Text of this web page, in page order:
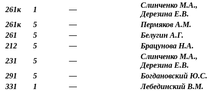
261к
1 —
Слинченко М.А.,
Дерезина Е.В.
261к
5 —
Пермяков А.М.
261
5 —
Белугин А.Г.
212
5 —
Брацунова Н.А.
231
5 —
Слинченко М.А.,
Дерезина Е.В.
291
5 —
Богдановский Ю.С.
331
1 —
Лебединский В.М.